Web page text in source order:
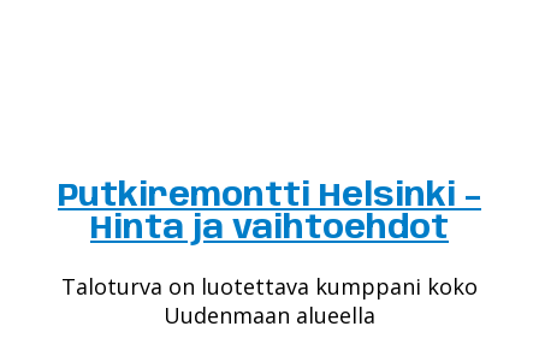
Putkiremontti Helsinki –
Hinta ja vaihtoehdot
Taloturva on luotettava kumppani koko
Uudenmaan alueella